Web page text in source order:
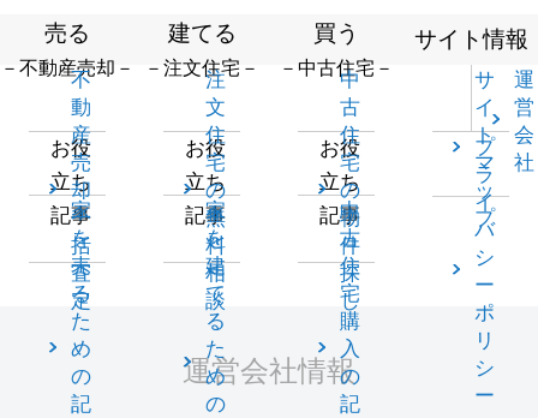
売る
－不動産売却－
不
動
産
売
却
一
括
査
定
お役
立ち
記事
家
を
売
る
た
め
の
記
建てる
－注文住宅－
注
文
住
宅
の
無
料
相
談
お役
立ち
記事
家
を
建
て
る
た
め
の
買う
－中古住宅－
中
古
住
宅
の
物
件
探
し
お役
立ち
記事
中
古
住
宅
購
入
の
記
サイト情報
サ
イ
ト
マ
ッ
プ
運
営
会
社
プ
ラ
イ
バ
シ
ー
ポ
リ
シ
ー
運営会社情報